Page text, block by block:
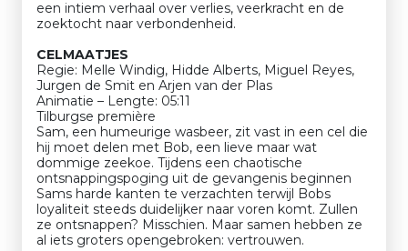
een intiem verhaal over verlies, veerkracht en de
zoektocht naar verbondenheid.
CELMAATJES
Regie: Melle Windig, Hidde Alberts, Miguel Reyes,
Jurgen de Smit en Arjen van der Plas
Animatie – Lengte: 05:11
Tilburgse première
Sam, een humeurige wasbeer, zit vast in een cel die
hij moet delen met Bob, een lieve maar wat
dommige zeekoe. Tijdens een chaotische
ontsnappingspoging uit de gevangenis beginnen
Sams harde kanten te verzachten terwijl Bobs
loyaliteit steeds duidelijker naar voren komt. Zullen
ze ontsnappen? Misschien. Maar samen hebben ze
al iets groters opengebroken: vertrouwen.